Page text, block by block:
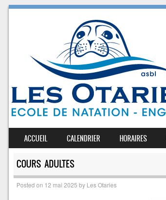
MENU
SKIP TO CONTENT
ACCUEIL CALENDRIER HORAIRES
COURS ADULTES
Posted on 12 mai 2025 by Les Otaries